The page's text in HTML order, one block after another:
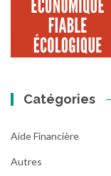
Catégories
Aide Financière
Autres